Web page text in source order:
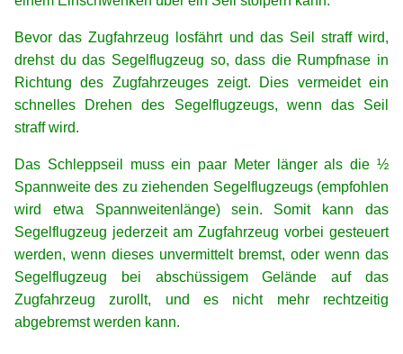
Bevor das Zugfahrzeug losfährt und das Seil straff wird,
drehst du das Segelflugzeug so, dass die Rumpfnase in
Richtung des Zugfahrzeuges zeigt. Dies vermeidet ein
schnelles Drehen des Segelflugzeugs, wenn das Seil
straff wird.
Das Schleppseil muss ein paar Meter länger als die ½
Spannweite des zu ziehenden Segelflugzeugs (empfohlen
wird etwa Spannweitenlänge) sein. Somit kann das
Segelflugzeug jederzeit am Zugfahrzeug vorbei gesteuert
werden, wenn dieses unvermittelt bremst, oder wenn das
Segelflugzeug bei abschüssigem Gelände auf das
Zugfahrzeug zurollt, und es nicht mehr rechtzeitig
abgebremst werden kann.